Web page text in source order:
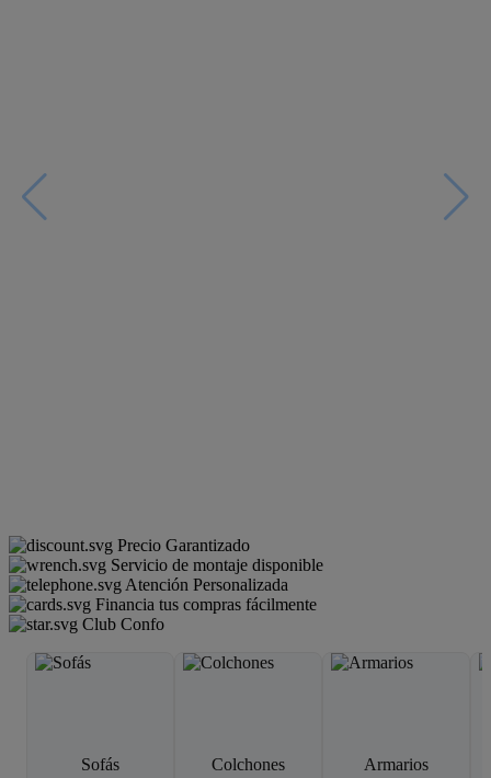
Precio Garantizado
Servicio de montaje disponible
Atención Personalizada
Financia tus compras fácilmente
Club Confo
Sofás Colchones Armarios